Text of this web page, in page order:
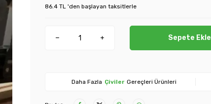
86.4 TL 'den başlayan taksitlerle
Sepete Ekle
Daha Fazla Çiviler Gereçleri Ürünleri